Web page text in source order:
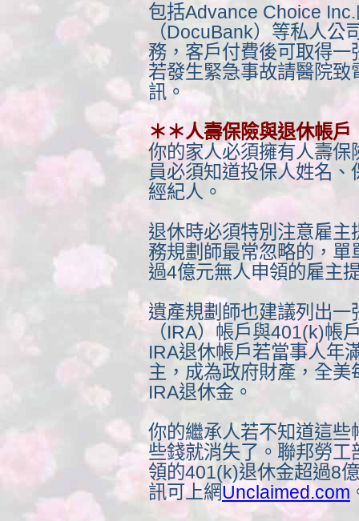
包括Advance Choice
（DocuBank）等私人公
務，客戶付費後可取得
若發生緊急事故請醫院
訊。
＊＊人壽保險與退休帳戶
你的家人必須擁有人壽保
員必須知道投保人姓名
經紀人。
退休時必須特別注意雇
務規劃師最常忽略的，
過4億元無人申領的雇主
遺產規劃師也建議列出
（IRA）帳戶與401(k)帳
IRA退休帳戶若當事人年
主，成為政府財產，全
IRA退休金。
你的繼承人若不知道這
些錢就消失了。聯邦勞
領的401(k)退休金超過8
訊可上網Unclaimed.com